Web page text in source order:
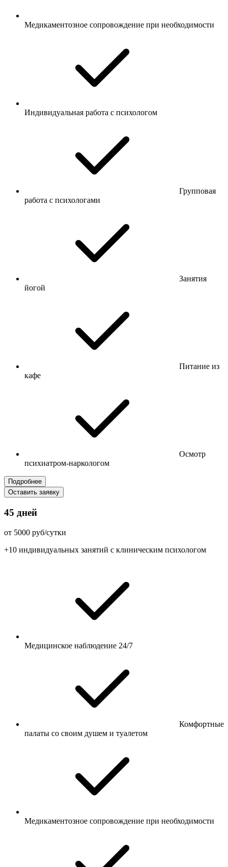
Медикаментозное сопровождение при необходимости
Индивидуальная работа с психологом
Групповая
работа с психологами
Занятия
йогой
Питание из
кафе
Осмотр
психиатром-наркологом
Подробнее
Оставить заявку
45 дней
от 5000 руб/сутки
+10 индивидуальных занятий с клиническим психологом
Медицинское наблюдение 24/7
Комфортные
палаты со своим душем и туалетом
Медикаментозное сопровождение при необходимости